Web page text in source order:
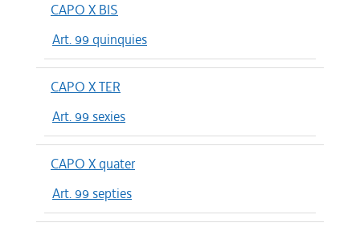
CAPO X BIS
Art. 99 quinquies
CAPO X TER
Art. 99 sexies
CAPO X quater
Art. 99 septies